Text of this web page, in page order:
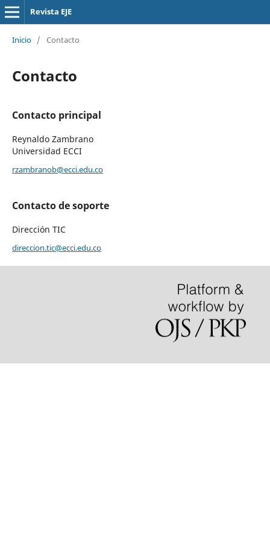
Revista EJE
Inicio / Contacto
Contacto
Contacto principal
Reynaldo Zambrano
Universidad ECCI
rzambranob@ecci.edu.co
Contacto de soporte
Dirección TIC
direccion.tic@ecci.edu.co